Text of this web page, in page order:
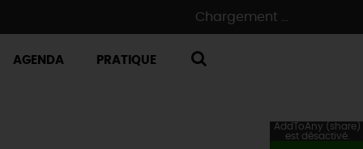
Chargement ...
AGENDA PRATIQUE
AddToAny (share)
est désactivé.